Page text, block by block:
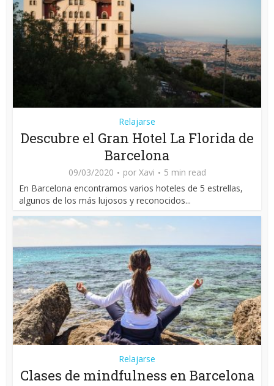
Relajarse
Descubre el Gran Hotel La Florida de
Barcelona
09/03/2020 por Xavi
5 min read
En Barcelona encontramos varios hoteles de 5 estrellas,
algunos de los más lujosos y reconocidos...
Relajarse
Clases de mindfulness en Barcelona